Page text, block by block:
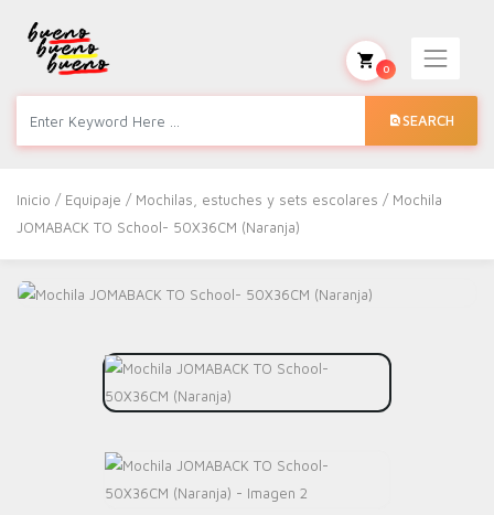
SEARCH
0
Inicio / Equipaje / Mochilas, estuches y sets escolares / Mochila
JOMABACK TO School- 50X36CM (Naranja)